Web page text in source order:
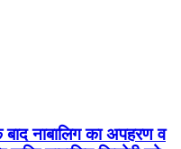
नाबालिग का अपहरण व